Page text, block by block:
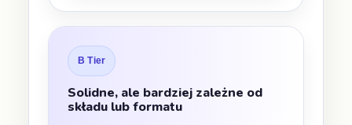
B Tier
Solidne, ale bardziej zależne od
składu lub formatu